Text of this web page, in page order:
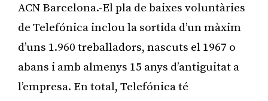
ACN Barcelona.-El pla de baixes voluntàries
de Telefónica inclou la sortida d’un màxim
d’uns 1.960 treballadors, nascuts el 1967 o
abans i amb almenys 15 anys d’antiguitat a
l’empresa. En total, Telefónica té